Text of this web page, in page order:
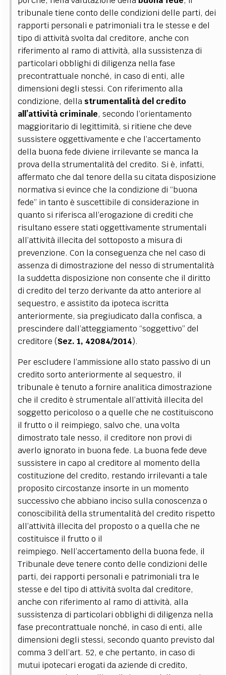
tribunale tiene conto delle condizioni delle parti, dei
rapporti personali e patrimoniali tra le stesse e del
tipo di attività svolta dal creditore, anche con
riferimento al ramo di attività, alla sussistenza di
particolari obblighi di diligenza nella fase
precontrattuale nonché, in caso di enti, alle
dimensioni degli stessi.Con riferimento alla
condizione, della strumentalità del credito
all’attività criminale, secondo l’orientamento
maggioritario di legittimità, si ritiene che deve
sussistere oggettivamente e che l’accertamento
della buona fede diviene irrilevante se manca la
prova della strumentalità del credito. Si è, infatti,
affermato che dal tenore della su citata disposizione
normativa si evince che la condizione di “buona
fede” in tanto è suscettibile di considerazione in
quanto si riferisca all’erogazione di crediti che
risultano essere stati oggettivamente strumentali
all’attività illecita del sottoposto a misura di
prevenzione.Con la conseguenza che nel caso di
assenza di dimostrazione del nesso di strumentalità
la suddetta disposizione non consente che il diritto
di credito del terzo derivante da atto anteriore al
sequestro, e assistito da ipoteca iscritta
anteriormente, sia pregiudicato dalla confisca, a
prescindere dall’atteggiamento “soggettivo” del
creditore (Sez. 1, 42084/2014).
Per escludere l’ammissione allo stato passivo di un
credito sorto anteriormente al sequestro, il
tribunale è tenuto a fornire analitica dimostrazione
che il credito è strumentale all’attività illecita del
soggetto pericoloso o a quelle che ne costituiscono
il frutto o il reimpiego, salvo che, una volta
dimostrato tale nesso, il creditore non provi di
averlo ignorato in buona fede. La buona fede deve
sussistere in capo al creditore al momento della
costituzione del credito, restando irrilevanti a tale
proposito circostanze insorte in un momento
successivo che abbiano inciso sulla conoscenza o
conoscibilità della strumentalità del credito rispetto
all’attività illecita del proposto o a quella che ne
costituisce il frutto o il
reimpiego. Nell’accertamento della buona fede, il
Tribunale deve tenere conto delle condizioni delle
parti, dei rapporti personali e patrimoniali tra le
stesse e del tipo di attività svolta dal creditore,
anche con riferimento al ramo di attività, alla
sussistenza di particolari obblighi di diligenza nella
fase precontrattuale nonché, in caso di enti, alle
dimensioni degli stessi, secondo quanto previsto dal
comma 3 dell’art. 52, e che pertanto, in caso di
mutui ipotecari erogati da aziende di credito,